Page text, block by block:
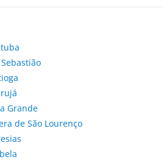
Grande
de São Lourenço